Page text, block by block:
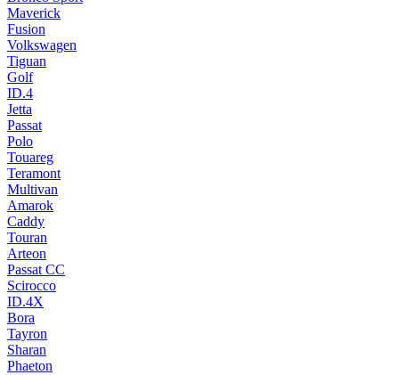
Maverick
Fusion
Volkswagen
Tiguan
Golf
ID.4
Jetta
Passat
Polo
Touareg
Teramont
Multivan
Amarok
Caddy
Touran
Arteon
Passat CC
Scirocco
ID.4X
Bora
Tayron
Sharan
Phaeton